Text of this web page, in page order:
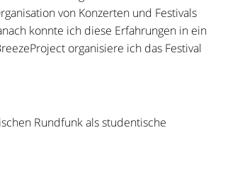
von Konzerten und Festivals
konnte ich diese Erfahrungen in ein
organisiere ich das Festival
Rundfunk als studentische